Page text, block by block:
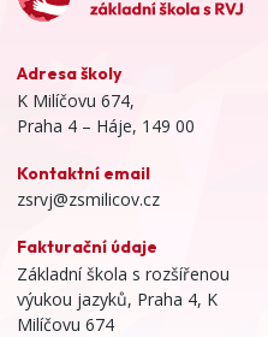
Adresa školy
K Milíčovu 674,
Praha 4 – Háje, 149 00
Kontaktní email
zsrvj@zsmilicov.cz
Fakturační údaje
Základní škola s rozšířenou
výukou jazyků, Praha 4, K
Milíčovu 674